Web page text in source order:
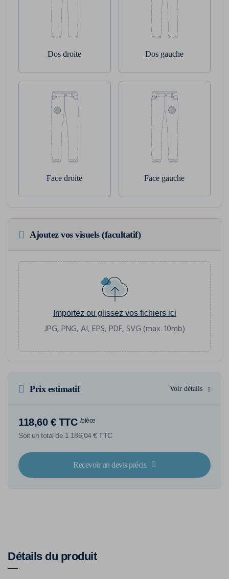
Dos droite Dos gauche
Face droite Face gauche
Ajoutez vos visuels (facultatif)
Importez ou glissez vos fichiers ici
JPG, PNG, AI, EPS, PDF, SVG (max. 10mb)
Prix estimatif Voir détails
118,60 € TTC /pièce
Soit un total de 1 186,04 € TTC
Recevoir un devis précis
Détails du produit